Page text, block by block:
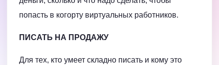
попасть в когорту виртуальных работников.
ПИСАТЬ НА ПРОДАЖУ
Для тех, кто умеет складно писать и кому это